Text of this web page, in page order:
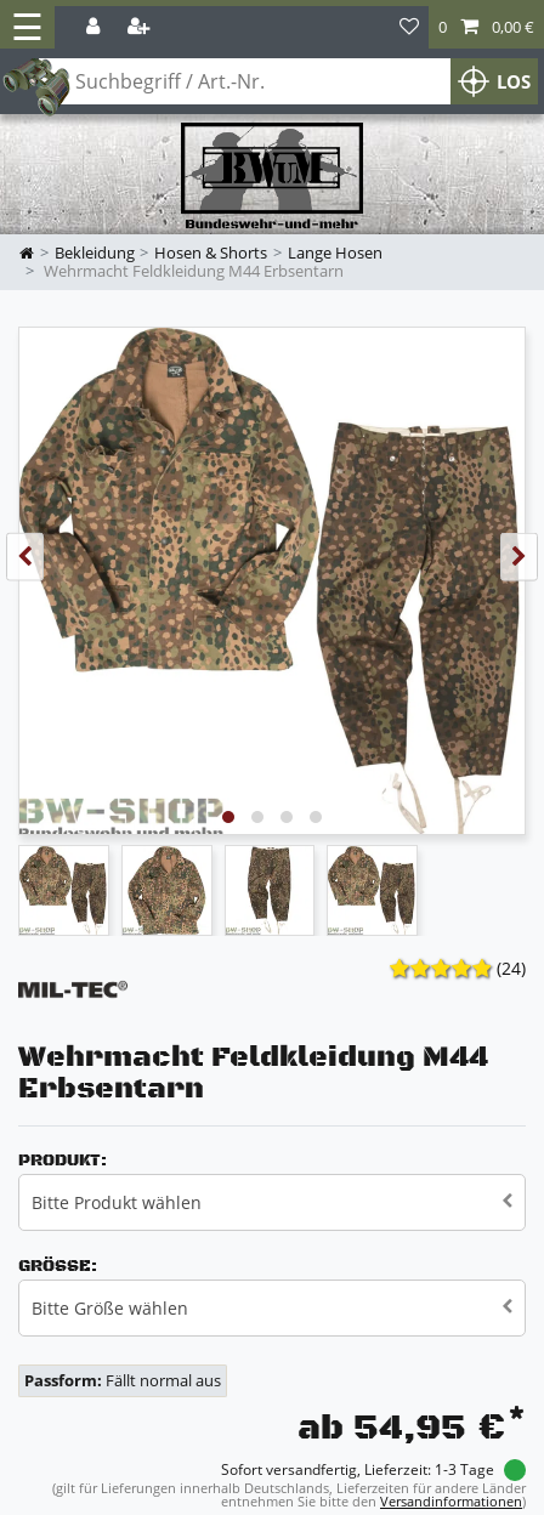
☰
LOS
0 0,00 €
Bekleidung Hosen & Shorts
Lange Hosen
Wehrmacht Feldkleidung M44 Erbsentarn
(24)
Wehrmacht Feldkleidung M44
Erbsentarn
PRODUKT:
Bitte Produkt wählen
GRÖSSE:
Bitte Größe wählen
Passform: Fällt normal aus
ab 54,95 €*
Sofort versandfertig, Lieferzeit: 1-3 Tage
(gilt für Lieferungen innerhalb Deutschlands, Lieferzeiten für andere Länder
entnehmen Sie bitte den Versandinformationen)